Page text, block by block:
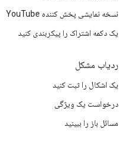
نسخه نمایشی پخش کننده YouTube
یک دکمه اشتراک را پیکربندی کنید
ردیاب مشکل
یک اشکال را ثبت کنید
درخواست یک ویژگی
مسائل باز را ببینید